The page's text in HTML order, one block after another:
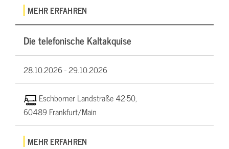
MEHR ERFAHREN
Die telefonische Kaltakquise
28.10.2026 -29.10.2026
Eschborner Landstraße 42-50,
60489 Frankfurt/Main
MEHR ERFAHREN